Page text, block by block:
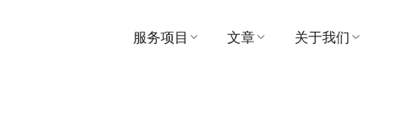
服务项目 文章 关于我们